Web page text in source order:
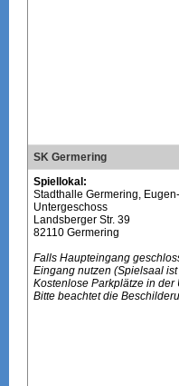
SK Germering
Spiellokal:
Stadthalle Germering,
Untergeschoss
Landsberger Str. 39
82110 Germering
Falls Haupteingang
Eingang nutzen (Spielsaal
Kostenlose Parkplätze in der
Bitte beachtet die